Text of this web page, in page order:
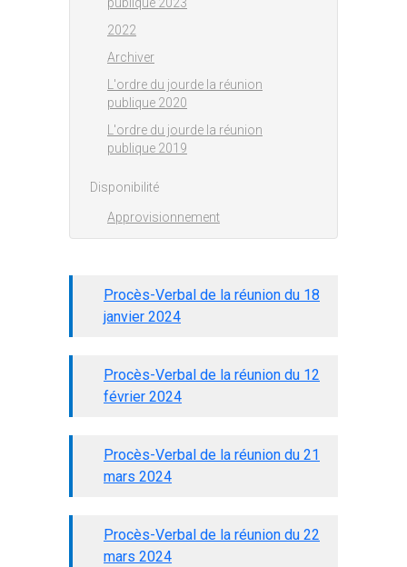
Procès-Verbal de la réunion du 18
janvier 2024
Procès-Verbal de la réunion du 12
février 2024
Procès-Verbal de la réunion du 21
mars 2024
Procès-Verbal de la réunion du 22
mars 2024
2022
Archiver
L'ordre du jourde la réunion
publique 2020
L'ordre du jourde la réunion
publique 2019
Disponibilité
Approvisionnement